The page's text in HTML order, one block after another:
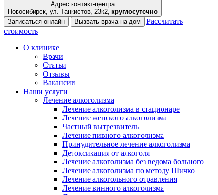
Адрес контакт-центра
Новосибирск, ул. Танкистов, 23к2, круглосуточно
Записаться онлайн
Вызвать врача на дом
Рассчитать
стоимость
О клинике
Врачи
Статьи
Отзывы
Вакансии
Наши услуги
Лечение алкоголизма
Лечение алкоголизма в стационаре
Лечение женского алкоголизма
Частный вытрезвитель
Лечение пивного алкоголизма
Принудительное лечение алкоголизма
Детоксикация от алкоголя
Лечение алкоголизма без ведома больного
Лечение алкоголизма по методу Шичко
Лечение алкогольного отравления
Лечение винного алкоголизма